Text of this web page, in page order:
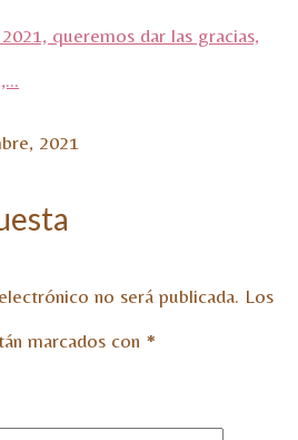
queremos dar las gracias,
2021
no será publicada. Los
marcados con *